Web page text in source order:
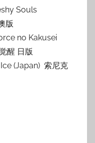
Souls
版
no Kakusei
醒 日版
(Japan) 索尼克